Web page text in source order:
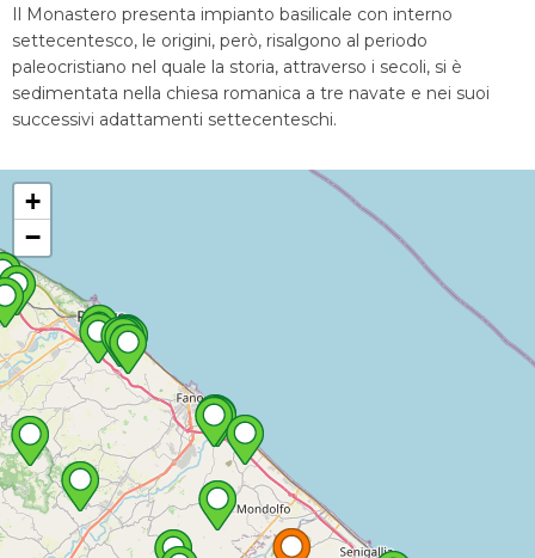
Il Monastero presenta impianto basilicale con interno
settecentesco, le origini, però, risalgono al periodo
paleocristiano nel quale la storia, attraverso i secoli, si è
sedimentata nella chiesa romanica a tre navate e nei suoi
successivi adattamenti settecenteschi.
+
−